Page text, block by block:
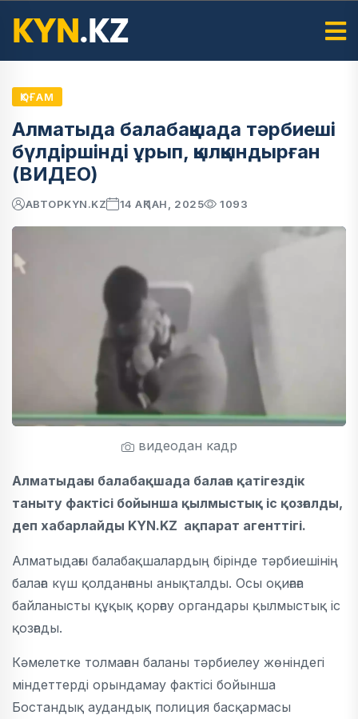
ҚОҒАМ
Алматыда балабақшада тәрбиеші
бүлдіршінді ұрып, қылқындырған
(ВИДЕО)
АВТОРKYN.KZ 14 АҚПАН, 2025 1093
видеодан кадр
Алматыдағы балабақшада балаға қатігездік
таныту фактісі бойынша қылмыстық іс қозғалды,
деп хабарлайды KYN.KZ ақпарат агенттігі.
Алматыдағы балабақшалардың бірінде тәрбиешінің
балаға күш қолданғаны анықталды. Осы оқиғаға
байланысты құқық қорғау органдары қылмыстық іс
қозғады.
Кәмелетке толмаған баланы тәрбиелеу жөніндегі
міндеттерді орындамау фактісі бойынша
Бостандық аудандық полиция басқармасы